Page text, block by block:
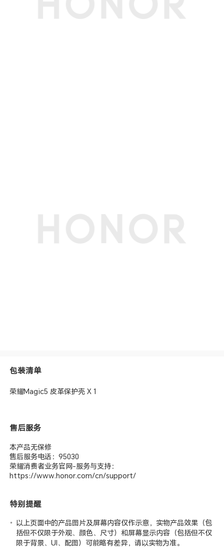
包装清单
荣耀Magic5 皮革保护壳 X 1
售后服务
本产品无保修
售后服务电话：95030
荣耀消费者业务官网-服务与支持：
https://www.honor.com/cn/support/
特别提醒
以上页面中的产品图片及屏幕内容仅作示意，实物产品效果（包
括但不仅限于外观、颜色、尺寸）和屏幕显示内容（包括但不仅
限于背景、UI、配图）可能略有差异，请以实物为准。